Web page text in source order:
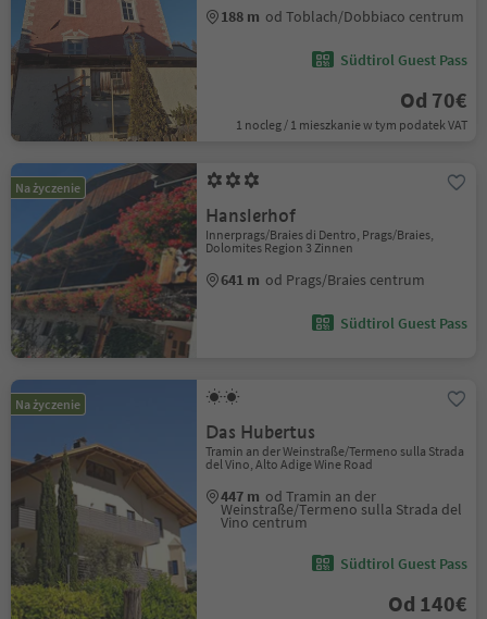
188 m od Toblach/Dobbiaco centrum
Südtirol Guest Pass
Od 70€
1 nocleg / 1 mieszkanie w tym podatek VAT
Na życzenie
Hanslerhof
Innerprags/Braies di Dentro, Prags/Braies,
Dolomites Region 3 Zinnen
641 m od Prags/Braies centrum
Südtirol Guest Pass
Na życzenie
Das Hubertus
Tramin an der Weinstraße/Termeno sulla Strada
del Vino, Alto Adige Wine Road
447 m od Tramin an der
Weinstraße/Termeno sulla Strada del
Vino centrum
Südtirol Guest Pass
Od 140€